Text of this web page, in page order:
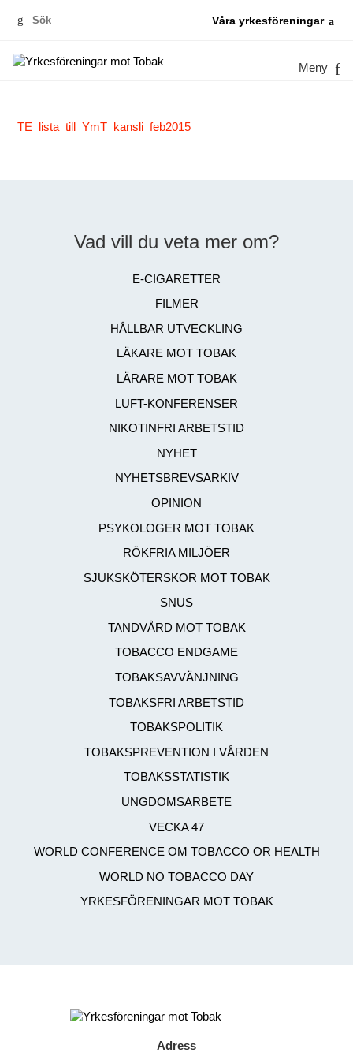
Sök
Våra yrkesföreningar
Meny
TE_lista_till_YmT_kansli_feb2015
Vad vill du veta mer om?
E-CIGARETTER
FILMER
HÅLLBAR UTVECKLING
LÄKARE MOT TOBAK
LÄRARE MOT TOBAK
LUFT-KONFERENSER
NIKOTINFRI ARBETSTID
NYHET
NYHETSBREVSARKIV
OPINION
PSYKOLOGER MOT TOBAK
RÖKFRIA MILJÖER
SJUKSKÖTERSKOR MOT TOBAK
SNUS
TANDVÅRD MOT TOBAK
TOBACCO ENDGAME
TOBAKSAVVÄNJNING
TOBAKSFRI ARBETSTID
TOBAKSPOLITIK
TOBAKSPREVENTION I VÅRDEN
TOBAKSSTATISTIK
UNGDOMSARBETE
VECKA 47
WORLD CONFERENCE OM TOBACCO OR HEALTH
WORLD NO TOBACCO DAY
YRKESFÖRENINGAR MOT TOBAK
Adress